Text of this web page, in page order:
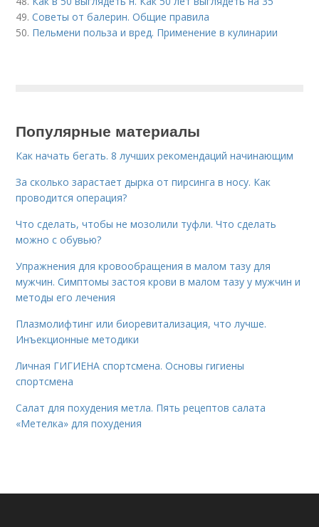
49.Советы от балерин. Общие правила
50. Пельмени польза и вред. Применение в кулинарии
Популярные материалы
Как начать бегать. 8 лучших рекомендаций начинающим
За сколько зарастает дырка от пирсинга в носу. Как
проводится операция?
Что сделать, чтобы не мозолили туфли. Что сделать
можно с обувью?
Упражнения для кровообращения в малом тазу для
мужчин. Симптомы застоя крови в малом тазу у мужчин и
методы его лечения
Плазмолифтинг или биоревитализация, что лучше.
Инъекционные методики
Личная ГИГИЕНА спортсмена. Основы гигиены
спортсмена
Салат для похудения метла. Пять рецептов салата
«Метелка» для похудения